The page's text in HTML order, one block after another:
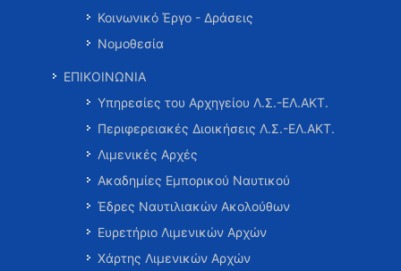
Κοινωνικό Έργο - Δράσεις
Νομοθεσία
ΕΠΙΚΟΙΝΩΝΙΑ
Υπηρεσίες του Αρχηγείου Λ.Σ.-ΕΛ.ΑΚΤ.
Περιφερειακές Διοικήσεις Λ.Σ.-ΕΛ.ΑΚΤ.
Λιμενικές Αρχές
Ακαδημίες Εμπορικού Ναυτικού
Έδρες Ναυτιλιακών Ακολούθων
Ευρετήριο Λιμενικών Αρχών
Χάρτης Λιμενικών Αρχών